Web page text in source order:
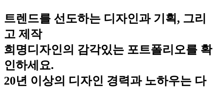
트렌드를 선도하는 디자인과 기획, 그리
고 제작
희명디자인의 감각있는 포트폴리오를 확
인하세요.
20년 이상의 디자인 경력과 노하우는 다